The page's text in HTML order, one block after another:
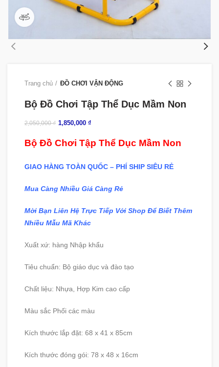
360 product view
Trang chủ ĐỒ CHƠI VẬN ĐỘNG
Bộ Đồ Chơi Tập Thể Dục Mầm Non
2,050,000₫ 1,850,000 ₫
Bộ Đồ Chơi Tập Thể Dục Mầm Non
GIAO HÀNG TOÀN QUỐC – PHÍ SHIP SIÊU RẺ
Mua Càng Nhiều Giá Càng Rẻ
Mời Bạn Liên Hệ Trực Tiếp Với Shop Để Biết Thêm
Nhiều Mẫu Mã Khác
Xuất xứ: hàng Nhập khẩu
Tiêu chuẩn: Bộ giáo dục và đào tạo
Chất liệu: Nhựa, Hợp Kim cao cấp
Màu sắc Phối các màu
Kích thước lắp đặt: 68 x 41 x 85cm
Kích thước đóng gói: 78 x 48 x 16cm